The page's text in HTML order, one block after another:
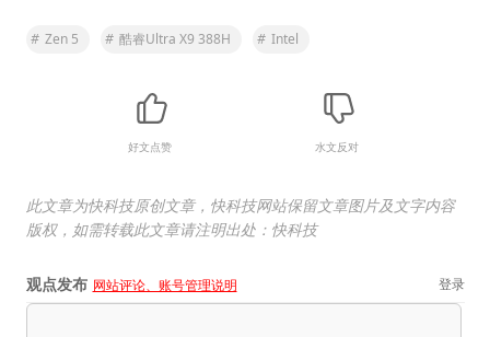
# Zen 5 # 酷睿Ultra X9 388H # Intel
好文点赞 水文反对
此文章为快科技原创文章，快科技网站保留文章图片及文字内容
版权，如需转载此文章请注明出处：快科技
观点发布 网站评论、账号管理说明 登录